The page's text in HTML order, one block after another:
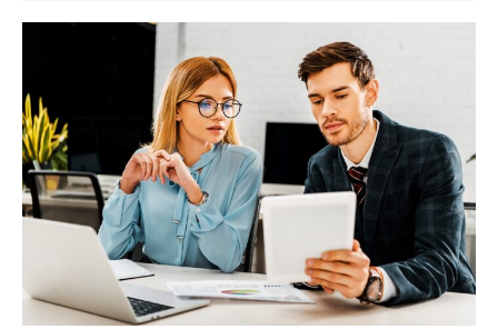
Welcome to Liberty Case
We have a curated list of the most noteworthy news from all
across the globe. With any subscription plan, you get access
toexclusive articlesthat let you stay ahead of the curve.
Your Profile
NEWS LIFESTYLE PUBLIC OPINION